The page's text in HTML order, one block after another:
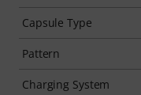
Capsule Type
Pattern
Charging System